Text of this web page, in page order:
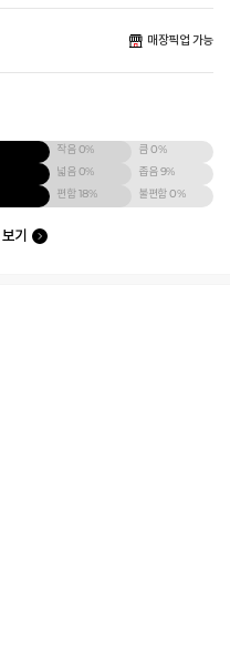
매장픽업 가능
작음0% 큼0%
넓음0% 좁음9%
편함18% 불편함0%
기